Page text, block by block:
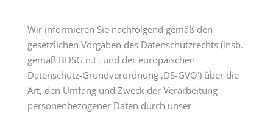
Wir informieren Sie nachfolgend gemäß den
gesetzlichen Vorgaben des Datenschutzrechts (insb.
gemäß BDSG n.F. und der europäischen
Datenschutz-Grundverordnung ‚DS-GVO‘) über die
Art, den Umfang und Zweck der Verarbeitung
personenbezogener Daten durch unser